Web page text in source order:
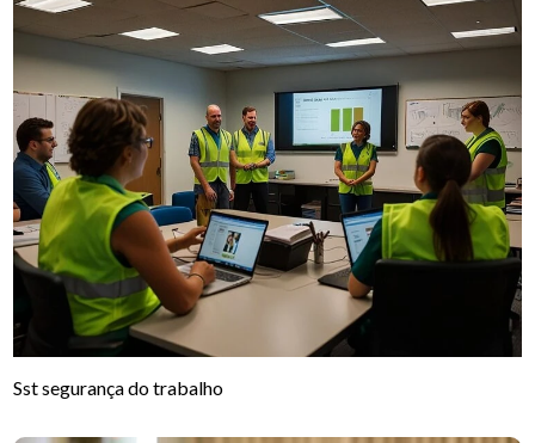
Sst segurança do trabalho